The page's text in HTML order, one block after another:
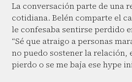
La conversación parte de una
cotidiana. Belén comparte el
le confesaba sentirse perdido
“Sé que atraigo a personas
no puedo sostener la relación,
pierdo o se me baja ese hype